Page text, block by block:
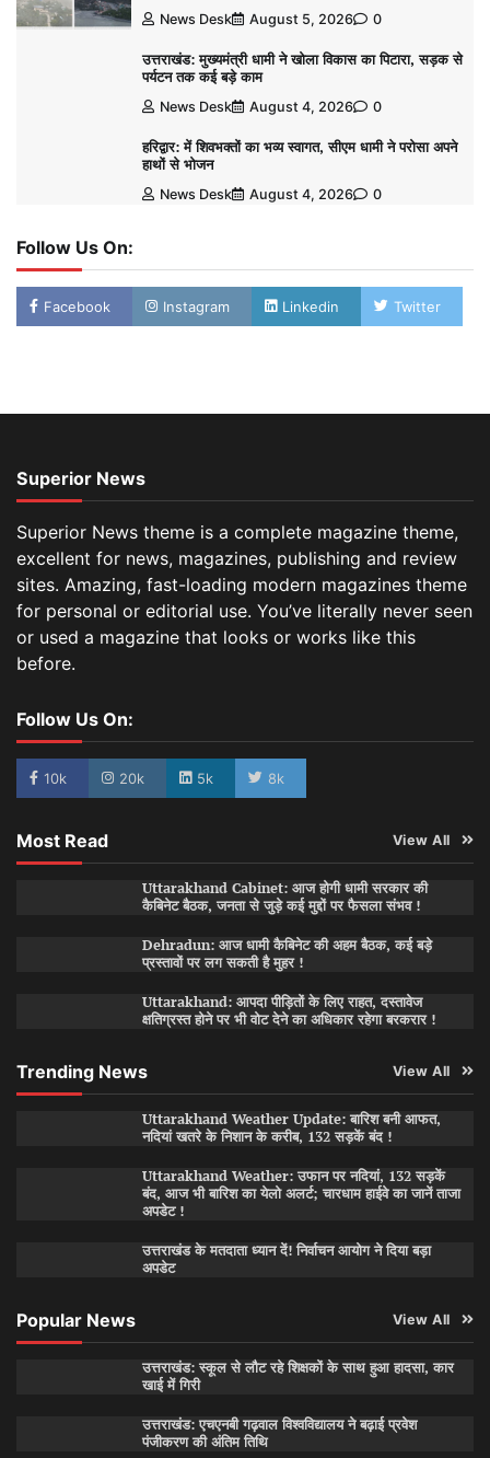
News Desk August 5, 2026 0
उत्तराखंड: मुख्यमंत्री धामी ने खोला विकास का पिटारा, सड़क से
पर्यटन तक कई बड़े काम
News Desk August 4, 2026 0
हरिद्वार: में शिवभक्तों का भव्य स्वागत, सीएम धामी ने परोसा अपने
हाथों से भोजन
News Desk August 4, 2026 0
Follow Us On:
Facebook Instagram Linkedin Twitter
Superior News
Superior News theme is a complete magazine theme,
excellent for news, magazines, publishing and review
sites. Amazing, fast-loading modern magazines theme
for personal or editorial use. You’ve literally never seen
or used a magazine that looks or works like this
before.
Follow Us On:
10k 20k 5k 8k
Most Read View All
Uttarakhand Cabinet: आज होगी धामी सरकार की
कैबिनेट बैठक, जनता से जुड़े कई मुद्दों पर फैसला संभव !
Dehradun: आज धामी कैबिनेट की अहम बैठक, कई बड़े
प्रस्तावों पर लग सकती है मुहर !
Uttarakhand: आपदा पीड़ितों के लिए राहत, दस्तावेज
क्षतिग्रस्त होने पर भी वोट देने का अधिकार रहेगा बरकरार !
Trending News View All
Uttarakhand Weather Update: बारिश बनी आफत,
नदियां खतरे के निशान के करीब, 132 सड़कें बंद !
Uttarakhand Weather: उफान पर नदियां, 132 सड़कें
बंद, आज भी बारिश का येलो अलर्ट; चारधाम हाईवे का जानें ताजा
अपडेट !
उत्तराखंड के मतदाता ध्यान दें! निर्वाचन आयोग ने दिया बड़ा
अपडेट
Popular News View All
उत्तराखंड: स्कूल से लौट रहे शिक्षकों के साथ हुआ हादसा, कार
खाई में गिरी
उत्तराखंड: एचएनबी गढ़वाल विश्वविद्यालय ने बढ़ाई प्रवेश
पंजीकरण की अंतिम तिथि